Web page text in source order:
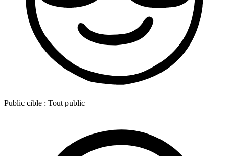
Public cible : Tout public